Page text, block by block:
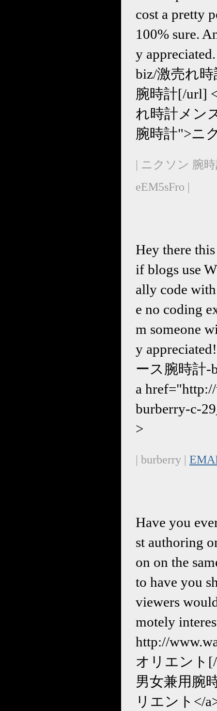
cost a pretty
100% sure.
y
biz/激売れ
腕時計[/url]
れ時計メン
腕時計">ニ
| ニクソン 腕
eEM5sFro |
Hey there
if blogs use
ally code
e no coding
m someone
y
ース腕時計-
a
burberry-c-
>
| burberry |
Have you
st authoring
on on the
to have you
viewers
motely
http://
オリエント[/
男女兼用腕
リエント</